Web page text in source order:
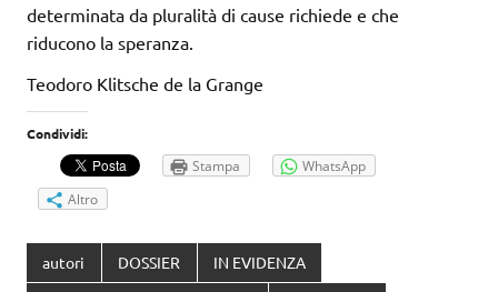
determinata da pluralità di cause richiede e che
riducono la speranza.
Teodoro Klitsche de la Grange
Condividi:
Stampa
WhatsApp
Altro
autori DOSSIER IN EVIDENZA